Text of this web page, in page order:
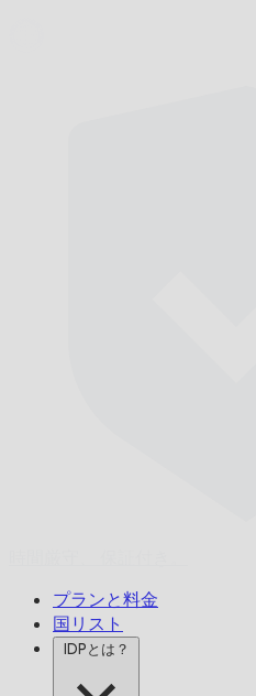
プランと料金
国リスト
IDPとは？